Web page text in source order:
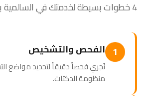
4 خطوات بسيطة لخدمتك في السالمية بسرعة واحترافية
1 الفحص والتشخيص
نُجري فحصاً دقيقاً لتحديد مواضع
منظومة الدكتات.